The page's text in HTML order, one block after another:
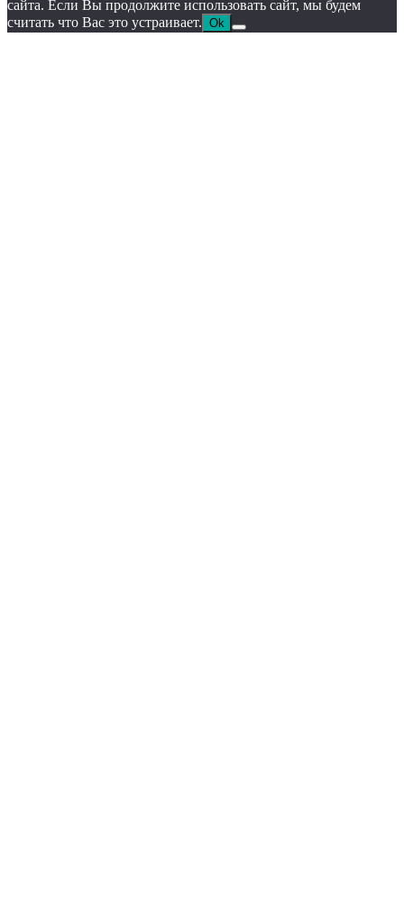
сайта. Если Вы продолжите использовать сайт, мы будем
считать что Вас это устраивает. Ok